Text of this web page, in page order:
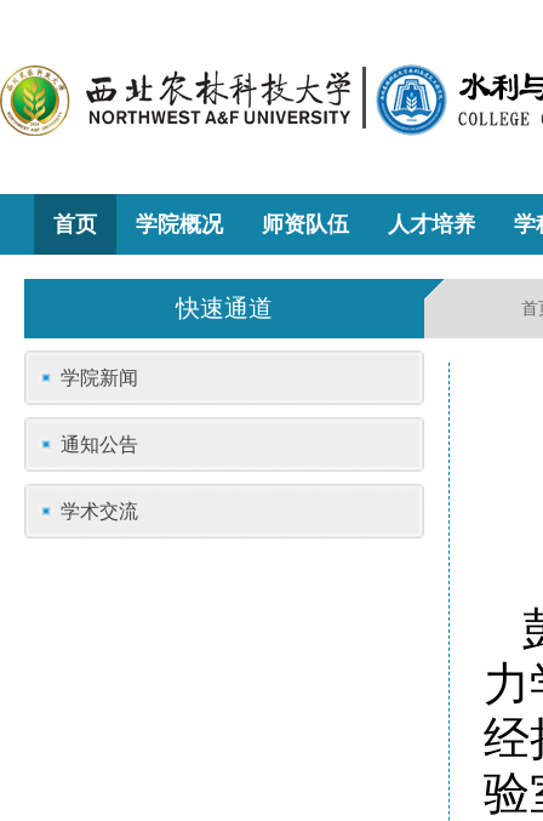
首页 学院概况 师资队伍 人才培养 学
快速通道 首
学院新闻
通知公告
学术交流
经
验